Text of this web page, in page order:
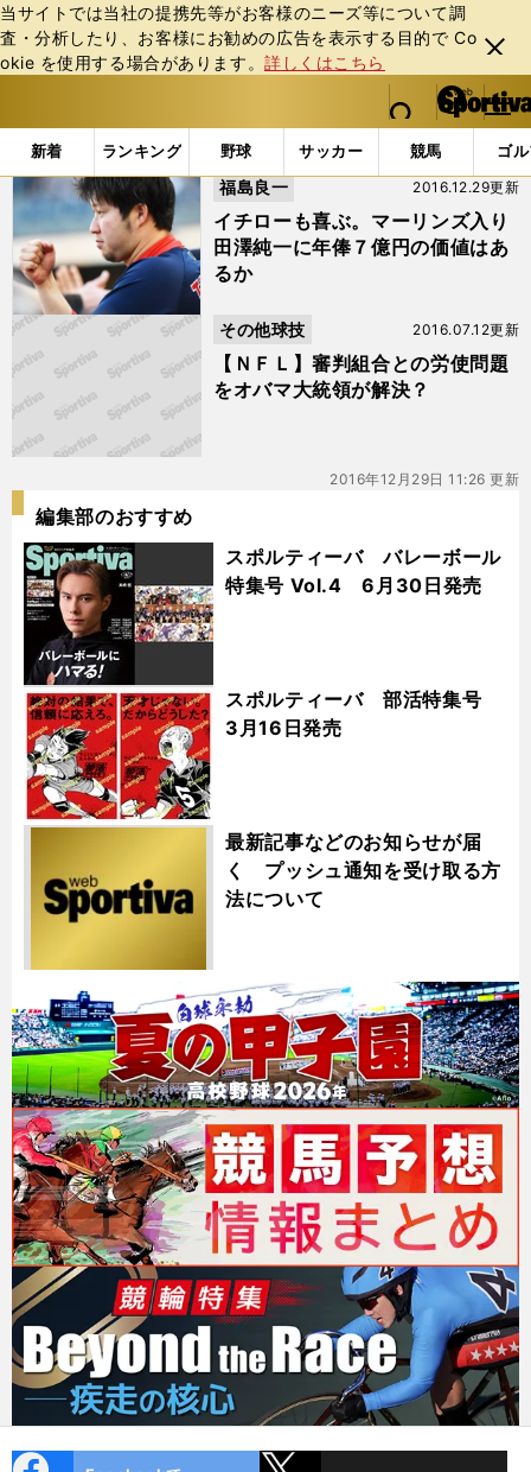
当サイトでは当社の提携先等がお客様のニーズ等について調
査・分析したり、お客様にお勧めの広告を表⽰する⽬的で Co
okie を使⽤する場合があります。詳しくはこちら
閉じ
る
web Sportiva (webスポルティーバ)
検索
マイペ
ー
ジ
メニュ
新着 ランキング 野球 サッカー 競馬 ゴ
b
ス
ポ
テ
ィ
ー
バ
「#合意」の最新ニュース・ 情報
イチローも喜ぶ。マーリンズ入り
田澤純一に年俸７億円の価値はあ
るか
2016.12.29更新
福島良一
【ＮＦＬ】審判組合との労使問題
をオバマ大統領が解決？
2016.07.12更新
その他球技
2016年12月29日 11:26 更新
編集部のおすすめ
スポルティーバ バレーボール
特集号 Vol.4 6月30日発売
スポルティーバ 部活特集号
3月16日発売
最新記事などのお知らせが届
く プッシュ通知を受け取る方
法について